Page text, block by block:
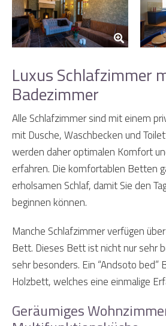
Luxus Schlafzimmer
Badezimmer
Alle Schlafzimmer sind mit einem
mit Dusche, Waschbecken und
werden daher optimalen Komfort
erfahren. Die komfortablen Betten
erholsamen Schlaf, damit Sie den
beginnen können.
Manche Schlafzimmer verfügen
Bett. Dieses Bett ist nicht nur sehr
sehr besonders. Ein “Andsoto
Holzbett, welches eine einmalige
Geräumiges